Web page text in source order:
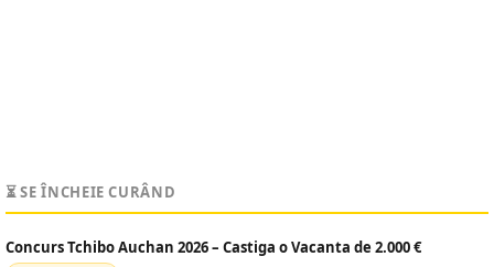
⏳ SE ÎNCHEIE CURÂND
Concurs Tchibo Auchan 2026 – Castiga o Vacanta de 2.000 €